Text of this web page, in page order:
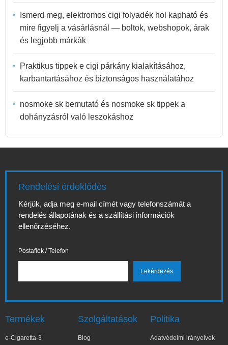
Ismerd meg, elektromos cigi folyadék hol kapható és
mire figyelj a vásárlásnál — boltok, webshopok, árak
és legjobb márkák
Praktikus tippek e cigi párkány kialakításához,
karbantartásához és biztonságos használatához
nosmoke sk bemutató és nosmoke sk tippek a
dohányzásról való leszokáshoz
Rendelési érdeklődés
Kérjük, adja meg e-mail címét vagy telefonszámát a
rendelés állapotának és a szállítási információk
ellenőrzéséhez.
Postafiók / Telefon
Termékek
e-Cigaretta-3
Szolgáltatások
Blog
Politika
Adatvédelmi irányelvek